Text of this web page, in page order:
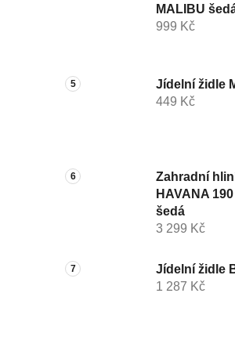
MALIBU
999 Kč
Jídelní židle
449 Kč
Zahradní
HAVANA
šedá
3 299 Kč
Jídelní židle
1 287 Kč